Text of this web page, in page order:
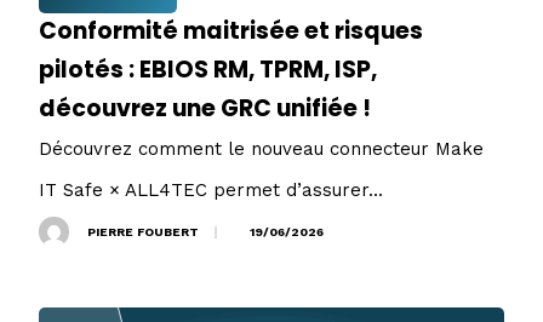
Conformité maitrisée et risques
pilotés : EBIOS RM, TPRM, ISP,
découvrez une GRC unifiée !
Découvrez comment le nouveau connecteur Make
IT Safe × ALL4TEC permet d’assurer...
PIERRE FOUBERT 19/06/2026